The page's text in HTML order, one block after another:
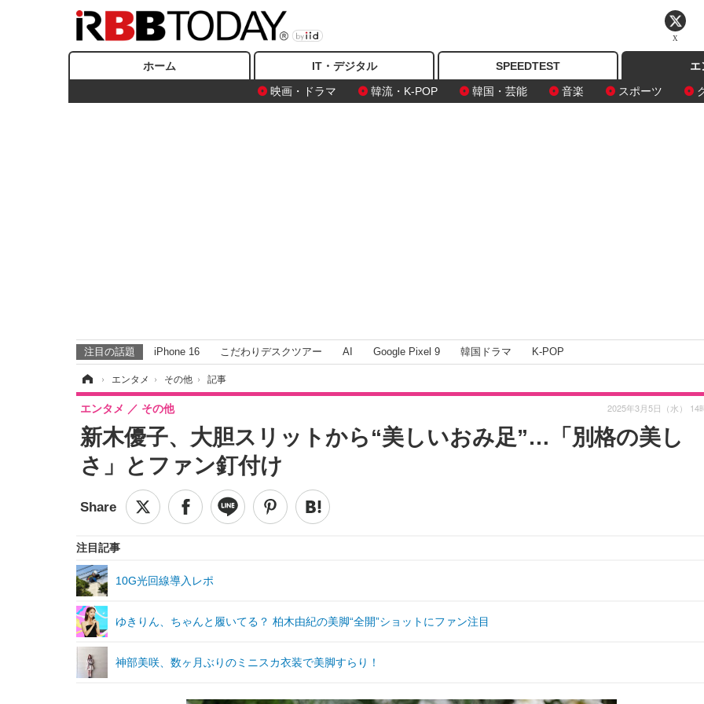
ホーム IT・デジタル SPEEDTEST
エ
映画・ドラマ
韓流・K-POP 韓国・芸能 音楽 スポーツ
注目の話題 iPhone 16 こだわりデスクツアー AI Google Pixel 9 韓国ドラマ K-POP
› エンタメ › その他 › 記事
新木優子、大胆スリットから“美しいおみ足”…「別格の美し
さ」とファン釘付け
エンタメ その他 2025年3月5日（水） 14
注目記事
10G光回線導入レポ
ゆきりん、ちゃんと履いてる？ 柏木由紀の美脚“全開”ショットにファン注目
神部美咲、数ヶ月ぶりのミニスカ衣装で美脚すらり！
X